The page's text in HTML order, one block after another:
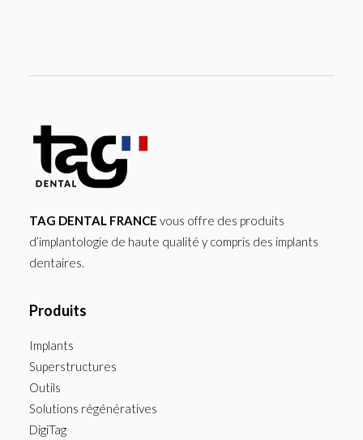
TAG DENTAL FRANCE vous offre des produits
d’implantologie de haute qualité y compris des implants
dentaires.
Produits
Implants
Superstructures
Outils
Solutions régénératives
DigiTag